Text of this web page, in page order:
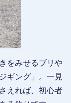
をみせるブリや
ギング」。一見
えれば、初心者